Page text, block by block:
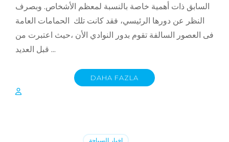
السابق ذات أهمية خاصة بالنسبة لمعظم الأشخاص. وبصرف
النظر عن دورها الرئيسي، فقد كانت تلك الحمامات العامة
فى العصور السالفة تقوم بدور النوادي الأن ،حيث اعتبرت من
قبل العديد …
DAHA FAZLA